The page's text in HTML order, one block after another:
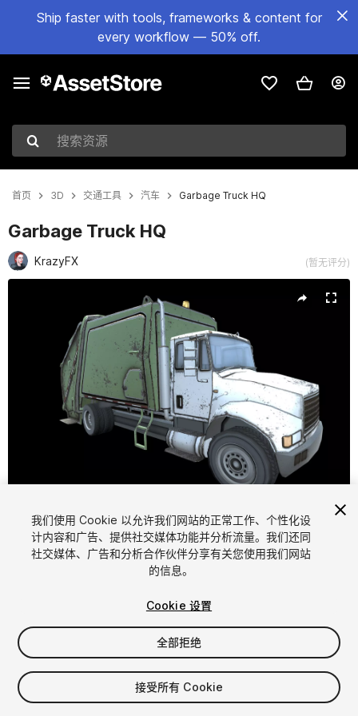
Ship faster with tools, frameworks & content for
every workflow — 50% off.
搜索资源
首页 3D 交通工具 汽车 Garbage Truck HQ
Garbage Truck HQ
KrazyFX (暂无评分)
FREE
23viewsin the past week
我们使用 Cookie 以允许我们网站的正常工作、个性化设
计内容和广告、提供社交媒体功能并分析流量。我们还同
社交媒体、广告和分析合作伙伴分享有关您使用我们网站
的信息。
Cookie 设置
全部拒绝
接受所有 Cookie